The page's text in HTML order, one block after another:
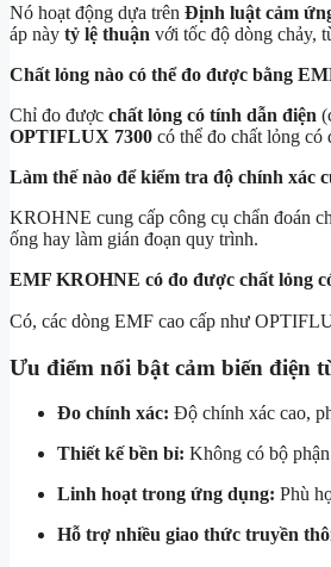
Nó hoạt động dựa trên Định luật cảm
áp này tỷ lệ thuận với tốc độ dòng chảy,
Chất lỏng nào có thể đo được bằng
Chỉ đo được chất lỏng có tính dẫn điện
OPTIFLUX 7300 có thể đo chất lỏng có
Làm thế nào để kiểm tra độ chính xác
KROHNE cung cấp công cụ chẩn đoán
ống hay làm gián đoạn quy trình.
EMF KROHNE có đo được chất lỏng
Có, các dòng EMF cao cấp như
Ưu điểm nổi bật cảm biến điện
Đo chính xác: Độ chính xác cao,
Thiết kế bền bỉ: Không có bộ
Linh hoạt trong ứng dụng: Phù
Hỗ trợ nhiều giao thức truyền